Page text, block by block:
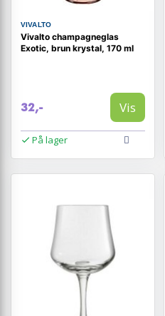
VIVALTO
Vivalto champagneglas
Exotic, brun krystal, 170 ml
32,- Vis
På lager